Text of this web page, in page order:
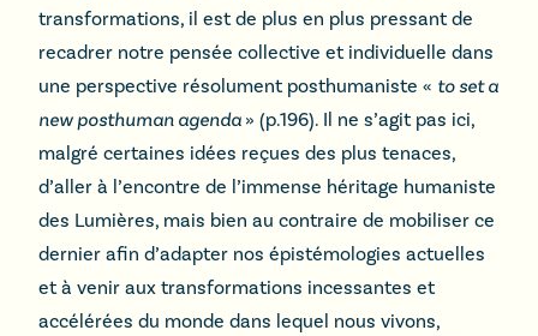
transformations, il est de plus en plus pressant de
recadrer notre pensée collective et individuelle dans
une perspective résolument posthumaniste « to set a
new posthuman agenda » (p.196). Il ne s’agit pas ici,
malgré certaines idées reçues des plus tenaces,
d’aller à l’encontre de l’immense héritage humaniste
des Lumières, mais bien au contraire de mobiliser ce
dernier afin d’adapter nos épistémologies actuelles
et à venir aux transformations incessantes et
accélérées du monde dans lequel nous vivons,